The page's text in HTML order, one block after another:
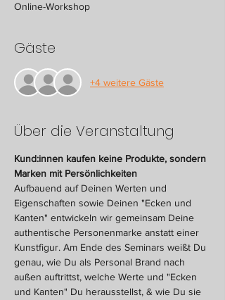
Online-Workshop
Gäste
+4 weitere Gäste
Über die Veranstaltung
Kund:innen kaufen keine Produkte, sondern
Marken mit Persönlichkeiten
Aufbauend auf Deinen Werten und
Eigenschaften sowie Deinen "Ecken und
Kanten" entwickeln wir gemeinsam Deine
authentische Personenmarke anstatt einer
Kunstfigur. Am Ende des Seminars weißt Du
genau, wie Du als Personal Brand nach
außen auftrittst, welche Werte und "Ecken
und Kanten" Du herausstellst, & wie Du sie